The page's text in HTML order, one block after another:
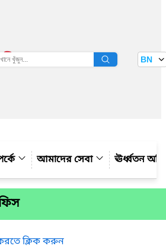
তথ্য বাতায়ন BN
আমাদের সেবা ঊর্ধ্বতন
ক্লিক করুন